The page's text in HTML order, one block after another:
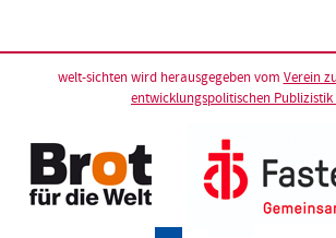
welt-sichten wird herausgegeben vom Verein
entwicklungspolitischen Publizistik